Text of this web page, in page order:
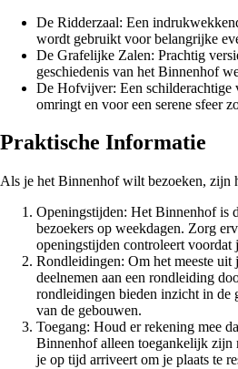
De Ridderzaal: Een
wordt gebruikt voor belangrijke
De Grafelijke Zalen: Prachtig
geschiedenis van het Binnenhof
De Hofvijver: Een
omringt en voor een serene sfeer
Praktische Informatie
Als je het Binnenhof wilt bezoeken, zijn
Openingstijden: Het Binnenhof is
bezoekers op weekdagen. Zorg
openingstijden controleert voordat
Rondleidingen: Om het meeste uit
deelnemen aan een rondleiding
rondleidingen bieden inzicht in de
van de gebouwen.
Toegang: Houd er rekening mee
Binnenhof alleen toegankelijk zijn
je op tijd arriveert om je plaats te